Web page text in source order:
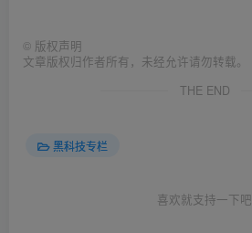
© 版权声明
文章版权归作者所有，未经允许请勿转载。
THE END
黑科技专栏
喜欢就支持一下吧